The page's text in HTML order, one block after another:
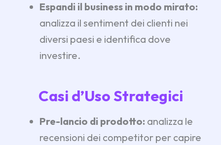
Espandi il business in modo mirato:
analizza il sentiment dei clienti nei
diversi paesi e identifica dove
investire.
Casi d’Uso Strategici
Pre-lancio di prodotto: analizza le
recensioni dei competitor per capire